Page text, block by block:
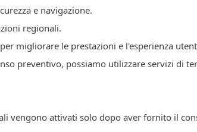
e navigazione.
regionali.
migliorare le prestazioni e l'esperienza
preventivo, possiamo utilizzare servizi di
vengono attivati solo dopo aver fornito il